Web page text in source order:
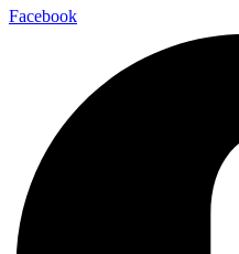
Facebook